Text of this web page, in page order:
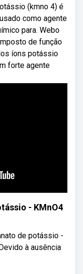
(kmno 4) é
como agente
para. Webo
de função
íons potássio
forte agente
- KMnO4
de potássio -
à ausência